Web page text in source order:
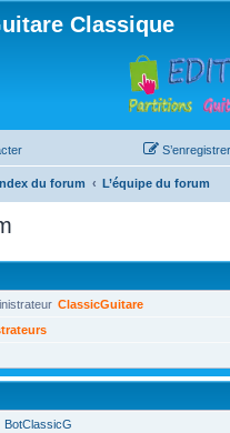
Classique
S’enregistrer
du forum L’équipe du forum
ClassicGuitare
BotClassicG